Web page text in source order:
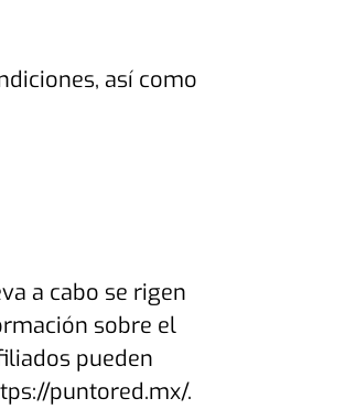
así como
a cabo se rigen
sobre el
pueden
puntored.mx/.